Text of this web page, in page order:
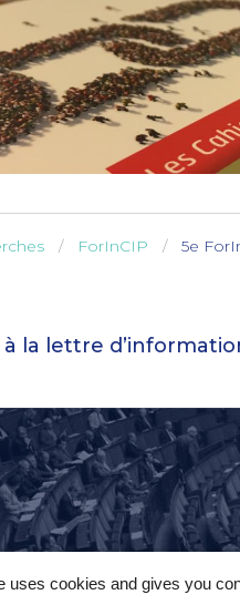
ForInCIP 5e
à la lettre
uses cookies and gives you